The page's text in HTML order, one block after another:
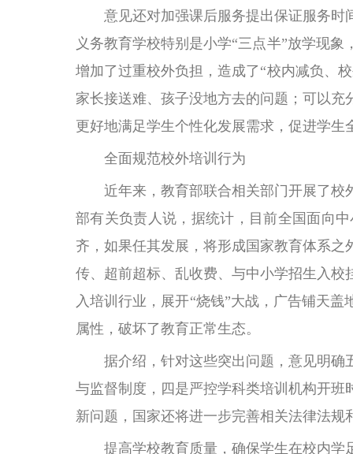
意见还对加强课后服务提出保证服务时
义务教育学校特别是小学“三点半”放学现
增加了过重校外负担，造成了“校内减负、
家长接送难、孩子没地方去的问题；可以
更好地满足学生个性化发展需求，促进学生
全面规范校外培训行为
近年来，教育部联合相关部门开展了校
部有关负责人说，据统计，目前全国面向
齐，如果任其发展，将形成国家教育体系
传、超前超标、乱收费、与中小学招生入
入培训行业，展开“烧钱”大战，广告铺天
属性，破坏了教育正常生态。
据介绍，针对这些突出问题，意见明确
与监督制度，四是严控学科类培训机构开
新问题，国家还将进一步完善相关法律法规
提高学校教育质量，确保学生在校内学